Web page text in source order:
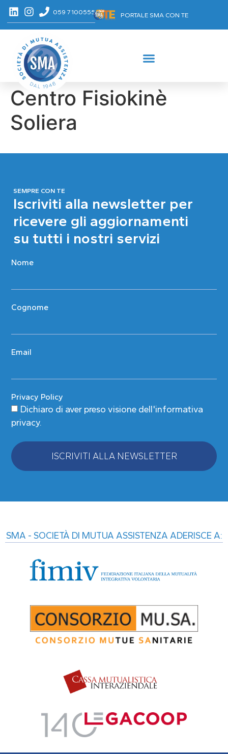
059 7100555 PORTALE SMA CON TE
Centro Fisiokinè
Soliera
SEMPRE CON TE
Iscriviti alla newsletter per
ricevere gli aggiornamenti
su tutti i nostri servizi
Nome
Cognome
Email
Privacy Policy
Dichiaro di aver preso visione dell'informativa
privacy.
ISCRIVITI ALLA NEWSLETTER
SMA - SOCIETÀ DI MUTUA ASSISTENZA ADERISCE A: